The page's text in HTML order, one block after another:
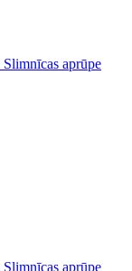
Slimnīcas aprūpe
Slimnīcas aprūpe